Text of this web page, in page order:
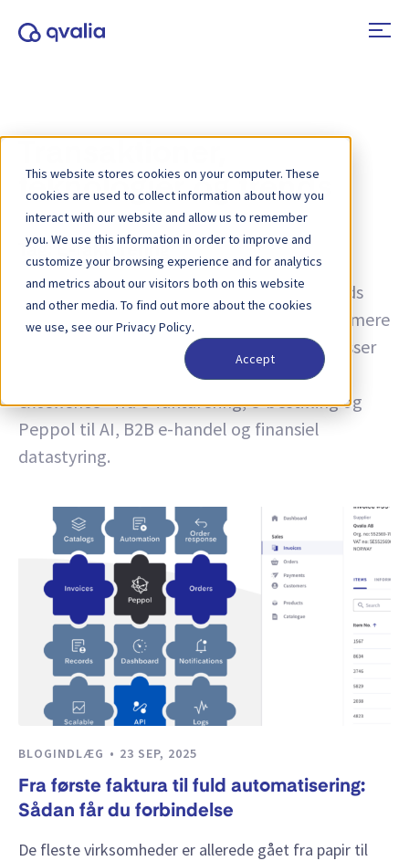
This website stores cookies on your computer. These
cookies are used to collect information about how you
interact with our website and allow us to remember
you. We use this information in order to improve and
customize your browsing experience and for analytics
and metrics about our visitors both on this website
and other media. To find out more about the cookies
we use, see our Privacy Policy.
Accept
teknologier og trends
Tag:
Indsigt i transaktioner, teknologier og trends
samt nyheder om produktopdateringer. Få mere
at vide om, hvordan du kan forbedre processer
og bruge transaktionsdata til operationel
excellence - fra e-fakturering, e-bestilling og
Peppol til AI, B2B e-handel og finansiel
datastyring.
BLOGINDLÆG 23 SEP, 2025
Fra første faktura til fuld automatisering:
Sådan får du forbindelse
De fleste virksomheder er allerede gået fra papir til